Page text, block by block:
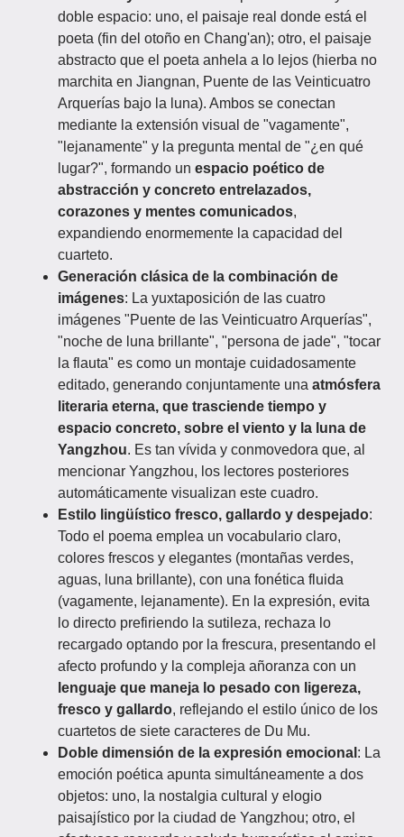
doble espacio: uno, el paisaje real donde está el
poeta (fin del otoño en Chang'an); otro, el paisaje
abstracto que el poeta anhela a lo lejos (hierba no
marchita en Jiangnan, Puente de las Veinticuatro
Arquerías bajo la luna). Ambos se conectan
mediante la extensión visual de "vagamente",
"lejanamente" y la pregunta mental de "¿en qué
lugar?", formando un espacio poético de
abstracción y concreto entrelazados,
corazones y mentes comunicados,
expandiendo enormemente la capacidad del
cuarteto.
Generación clásica de la combinación de
imágenes: La yuxtaposición de las cuatro
imágenes "Puente de las Veinticuatro Arquerías",
"noche de luna brillante", "persona de jade", "tocar
la flauta" es como un montaje cuidadosamente
editado, generando conjuntamente una atmósfera
literaria eterna, que trasciende tiempo y
espacio concreto, sobre el viento y la luna de
Yangzhou. Es tan vívida y conmovedora que, al
mencionar Yangzhou, los lectores posteriores
automáticamente visualizan este cuadro.
Estilo lingüístico fresco, gallardo y despejado:
Todo el poema emplea un vocabulario claro,
colores frescos y elegantes (montañas verdes,
aguas, luna brillante), con una fonética fluida
(vagamente, lejanamente). En la expresión, evita
lo directo prefiriendo la sutileza, rechaza lo
recargado optando por la frescura, presentando el
afecto profundo y la compleja añoranza con un
lenguaje que maneja lo pesado con ligereza,
fresco y gallardo, reflejando el estilo único de los
cuartetos de siete caracteres de Du Mu.
Doble dimensión de la expresión emocional : La
emoción poética apunta simultáneamente a dos
objetos: uno, la nostalgia cultural y elogio
paisajístico por la ciudad de Yangzhou; otro, el